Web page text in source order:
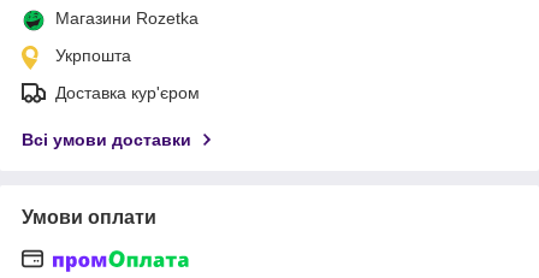
Магазини Rozetka
Укрпошта
Доставка кур'єром
Всі умови доставки
Умови оплати